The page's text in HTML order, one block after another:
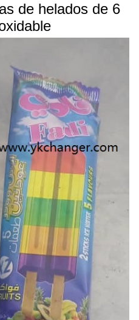
de helados de 6